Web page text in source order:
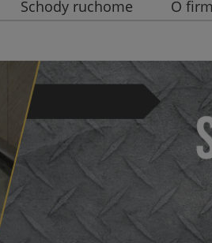
Schody ruchome O